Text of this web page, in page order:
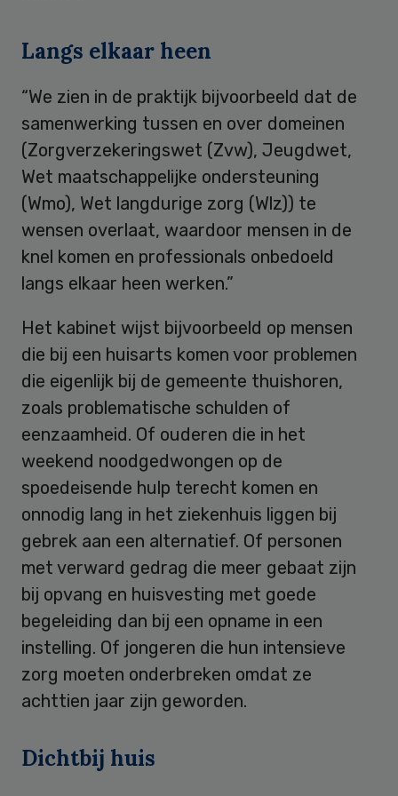
Langs elkaar heen
“We zien in de praktijk bijvoorbeeld dat de
samenwerking tussen en over domeinen
(Zorgverzekeringswet (Zvw), Jeugdwet,
Wet maatschappelijke ondersteuning
(Wmo), Wet langdurige zorg (Wlz)) te
wensen overlaat, waardoor mensen in de
knel komen en professionals onbedoeld
langs elkaar heen werken.”
Het kabinet wijst bijvoorbeeld op mensen
die bij een huisarts komen voor problemen
die eigenlijk bij de gemeente thuishoren,
zoals problematische schulden of
eenzaamheid. Of ouderen die in het
weekend noodgedwongen op de
spoedeisende hulp terecht komen en
onnodig lang in het ziekenhuis liggen bij
gebrek aan een alternatief. Of personen
met verward gedrag die meer gebaat zijn
bij opvang en huisvesting met goede
begeleiding dan bij een opname in een
instelling. Of jongeren die hun intensieve
zorg moeten onderbreken omdat ze
achttien jaar zijn geworden.
Dichtbij huis